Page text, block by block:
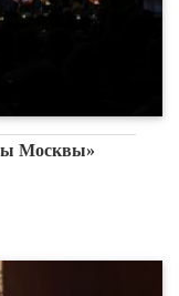
Москвы»